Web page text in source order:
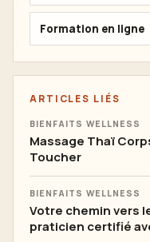
Formation en ligne
ARTICLES LIÉS
BIENFAITS WELLNESS
Massage Thaï
Toucher
BIENFAITS WELLNESS
Votre chemin vers
praticien certifié